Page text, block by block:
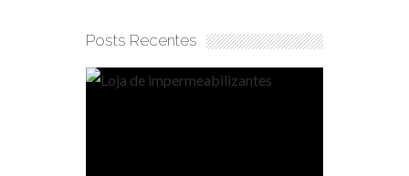
Posts Recentes